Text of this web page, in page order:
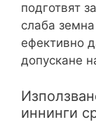
подготвят
слаба
ефективно
допускане
иннинги